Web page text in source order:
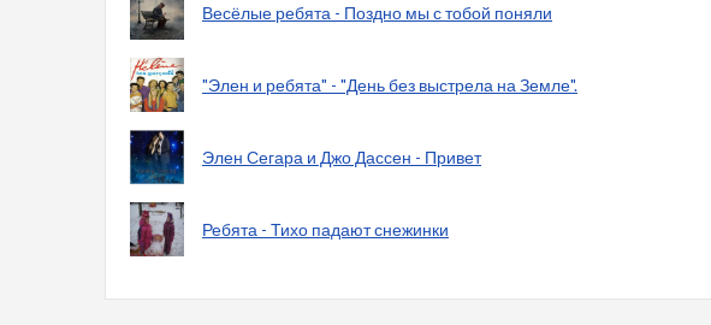
Весёлые ребята - Поздно мы с тобой поняли
"Элен и ребята" - "День без выстрела на Земле".
Элен Сегара и Джо Дассен - Привет
Ребята - Тихо падают снежинки